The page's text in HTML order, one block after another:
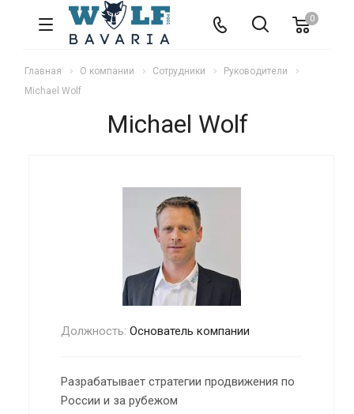
0
Главная О компании Сотрудники
Руководители
Michael Wolf
Michael Wolf
Должность: Основатель компании
Разрабатывает стратегии продвижения по
России и за рубежом